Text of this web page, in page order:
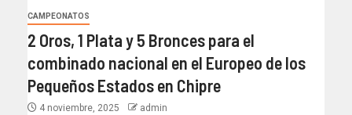
CAMPEONATOS
2 Oros, 1 Plata y 5 Bronces para el
combinado nacional en el Europeo de los
Pequeños Estados en Chipre
4 noviembre, 2025 admin